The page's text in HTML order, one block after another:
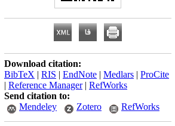
Download citation:
BibTeX | RIS | EndNote | Medlars | ProCite
| Reference Manager| RefWorks
Send citation to:
Mendeley
Zotero RefWorks